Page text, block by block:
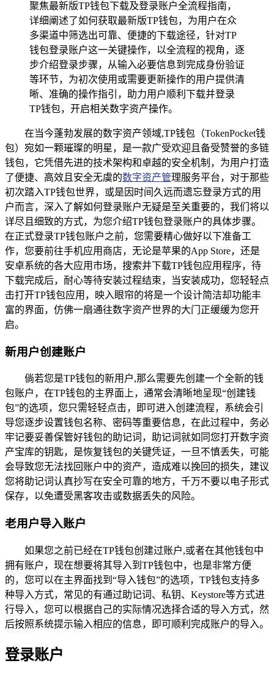
聚焦最新版TP钱包下载及登录账户全流程指南，
详细阐述了如何获取最新版TP钱包，为用户在众
多渠道中筛选出可靠、便捷的下载途径，针对TP
钱包登录账户这一关键操作，以全流程的视角，逐
步介绍登录步骤，从输入必要信息到完成身份验证
等环节，为初次使用或需要更新操作的用户提供清
晰、准确的操作指引，助力用户顺利下载并登录
TP钱包，开启相关数字资产操作。
在当今蓬勃发展的数字资产领域,TP钱包（TokenPocket钱
包）宛如一颗璀璨的明星，是一款广受欢迎且备受赞誉的多链
钱包，它凭借先进的技术架构和卓越的安全机制，为用户打造
了便捷、高效且安全无虞的数字资产管理服务平台，对于那些
初次踏入TP钱包世界，或是因时间久远而遗忘登录方式的用
户而言，深入了解如何登录账户无疑是至关重要的，我们将以
详尽且细致的方式，为您介绍TP钱包登录账户的具体步骤。
在正式登录TP钱包账户之前，您需要精心做好以下准备工
作，您要前往手机应用商店，无论是苹果的App Store，还是
安卓系统的各大应用市场，搜索并下载TP钱包应用程序，待
下载完成后，耐心等待安装过程结束，当安装成功，您轻轻点
击打开TP钱包应用，映入眼帘的将是一个设计简洁却功能丰
富的界面，仿佛一扇通往数字资产世界的大门正缓缓为您开
启。
新用户创建账户
倘若您是TP钱包的新用户,那么需要先创建一个全新的钱
包账户，在TP钱包的主界面上，通常会清晰地呈现“创建钱
包”的选项，您只需轻轻点击，即可进入创建流程，系统会引
导您逐步设置钱包名称、密码等重要信息，在此过程中，务必
牢记要妥善保管好钱包的助记词，助记词就如同您打开数字资
产宝库的钥匙，是恢复钱包的关键凭证，一旦不慎丢失，可能
会导致您无法找回账户中的资产，造成难以挽回的损失，建议
您将助记词认真抄写在安全可靠的地方，千万不要以电子形式
保存，以免遭受黑客攻击或数据丢失的风险。
老用户导入账户
如果您之前已经在TP钱包创建过账户,或者在其他钱包中
拥有账户，现在想要将其导入到TP钱包中，也是非常方便
的，您可以在主界面找到“导入钱包”的选项，TP钱包支持多
种导入方式，常见的有通过助记词、私钥、Keystore等方式进
行导入，您可以根据自己的实际情况选择合适的导入方式，然
后按照系统提示输入相应的信息，即可顺利完成账户的导入。
登录账户